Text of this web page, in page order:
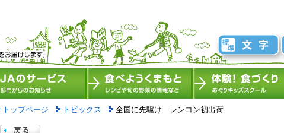
トップページ トピックス 全国に先駆け レンコン初出荷